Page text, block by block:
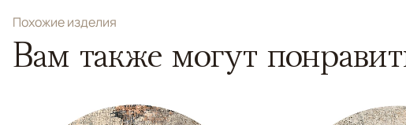
Похожие изделия
Вам также могут